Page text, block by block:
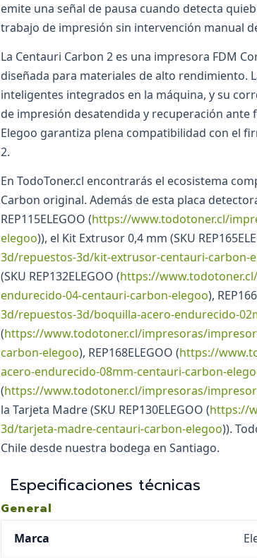
emite una señal de pausa cuando detecta
trabajo de impresión sin intervención manual
La Centauri Carbon 2 es una impresora FDM
diseñada para materiales de alto rendimiento.
inteligentes integrados en la máquina, y su
de impresión desatendida y recuperación
Elegoo garantiza plena compatibilidad con el
2.
En TodoToner.cl encontrarás el ecosistema
Carbon original. Además de esta placa
REP115ELEGOO (https://www.todotoner.cl/
elegoo)), el Kit Extrusor 0,4 mm (SKU
3d/repuestos-3d/kit-extrusor-centauri-carbon-
(SKU REP132ELEGOO (https://
endurecido-04-centauri-carbon-elegoo),
3d/repuestos-3d/boquilla-acero-endurecido-
(https://www.todotoner.cl/impresoras/
carbon-elegoo), REP168ELEGOO (https://
acero-endurecido-08mm-centauri-carbon-
(https://www.todotoner.cl/impresoras/
la Tarjeta Madre (SKU REP130ELEGOO (https://
3d/tarjeta-madre-centauri-carbon-elegoo)).
Chile desde nuestra bodega en Santiago.
Especificaciones técnicas
General
Marca